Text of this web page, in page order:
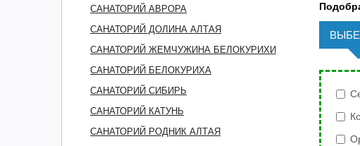
САНАТОРИЙ АВРОРА
САНАТОРИЙ ДОЛИНА АЛТАЯ
САНАТОРИЙ ЖЕМЧУЖИНА БЕЛОКУРИХИ
САНАТОРИЙ БЕЛОКУРИХА
САНАТОРИЙ СИБИРЬ
САНАТОРИЙ КАТУНЬ
САНАТОРИЙ РОДНИК АЛТАЯ